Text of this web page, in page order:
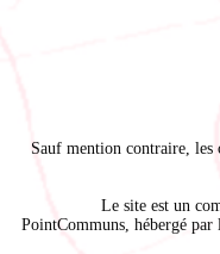
Sauf mention contraire, les
Le site est un
PointCommuns , hébergé par